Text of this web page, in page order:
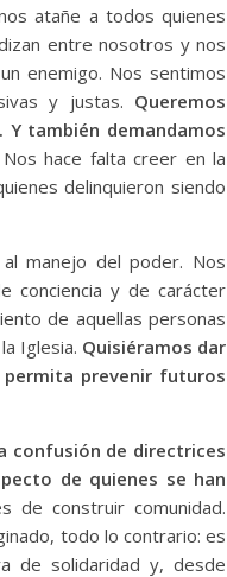
atañe a todos quienes
entre nosotros y nos
enemigo. Nos sentimos
y justas. Queremos
también demandamos
Nos hace falta creer en la
delinquieron siendo
manejo del poder. Nos
conciencia y de carácter
de aquellas personas
Iglesia. Quisiéramos dar
prevenir futuros
confusión de directrices
de quienes se han
de construir comunidad.
todo lo contrario: es
de solidaridad y, desde